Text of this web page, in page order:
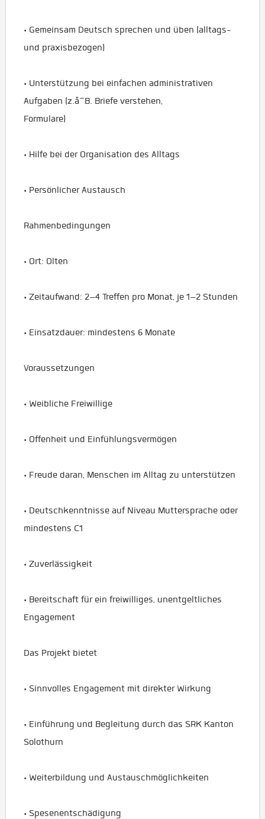
• Gemeinsam Deutsch sprechen und üben (alltags-
und praxisbezogen)
• Unterstützung bei einfachen administrativen
Aufgaben (z.â¯B. Briefe verstehen,
Formulare)
• Hilfe bei der Organisation des Alltags
• Persönlicher Austausch
Rahmenbedingungen
• Ort: Olten
• Zeitaufwand: 2–4 Treffen pro Monat, je 1–2 Stunden
• Einsatzdauer: mindestens 6 Monate
Voraussetzungen
• Weibliche Freiwillige
• Offenheit und Einfühlungsvermögen
• Freude daran, Menschen im Alltag zu unterstützen
• Deutschkenntnisse auf Niveau Muttersprache oder
mindestens C1
• Zuverlässigkeit
• Bereitschaft für ein freiwilliges, unentgeltliches
Engagement
Das Projekt bietet
• Sinnvolles Engagement mit direkter Wirkung
• Einführung und Begleitung durch das SRK Kanton
Solothurn
• Weiterbildung und Austauschmöglichkeiten
• Spesenentschädigung